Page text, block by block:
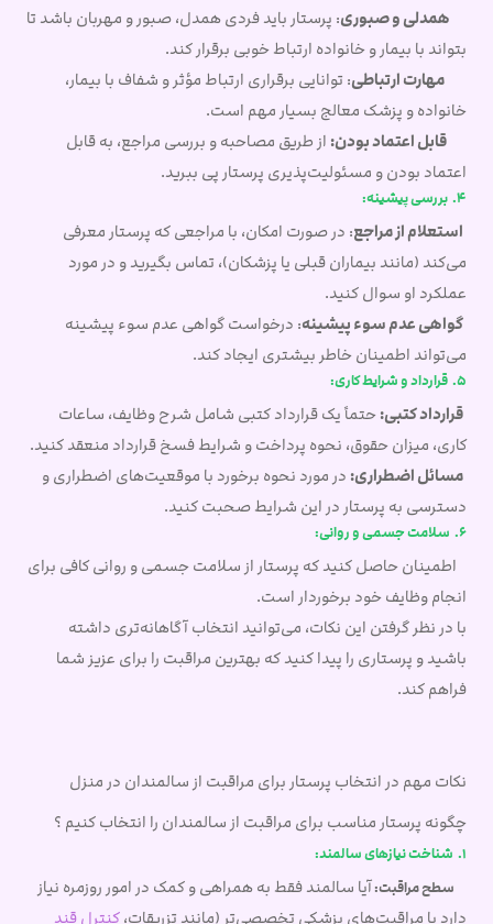
همدلی و صبوری: پرستار باید فردی همدل، صبور و مهربان باشد تا
بتواند با بیمار و خانواده ارتباط خوبی برقرار کند.
مهارت ارتباطی: توانایی برقراری ارتباط مؤثر و شفاف با بیمار،
خانواده و پزشک معالج بسیار مهم است.
قابل اعتماد بودن: از طریق مصاحبه و بررسی مراجع، به قابل
اعتماد بودن و مسئولیت‌پذیری پرستار پی ببرید.
4. بررسی پیشینه:
استعلام از مراجع: در صورت امکان، با مراجعی که پرستار معرفی
می‌کند (مانند بیماران قبلی یا پزشکان)، تماس بگیرید و در مورد
عملکرد او سوال کنید.
گواهی عدم سوء پیشینه: درخواست گواهی عدم سوء پیشینه
می‌تواند اطمینان خاطر بیشتری ایجاد کند.
5. قرارداد و شرایط کاری:
قرارداد کتبی:حتماً یک قرارداد کتبی شامل شرح وظایف، ساعات
کاری، میزان حقوق، نحوه پرداخت و شرایط فسخ قرارداد منعقد کنید.
مسائل اضطراری: در مورد نحوه برخورد با موقعیت‌های اضطراری و
دسترسی به پرستار در این شرایط صحبت کنید.
6. سلامت جسمی و روانی:
اطمینان حاصل کنید که پرستار از سلامت جسمی و روانی کافی برای
انجام وظایف خود برخوردار است.
با در نظر گرفتن این نکات، می‌توانید انتخاب آگاهانه‌تری داشته
باشید و پرستاری را پیدا کنید که بهترین مراقبت را برای عزیز شما
فراهم کند.
نکات مهم در انتخاب پرستار برای مراقبت از سالمندان در منزل
چگونه پرستار مناسب برای مراقبت از سالمندان را انتخاب کنیم ؟
1. شناخت نیازهای سالمند:
سطح مراقبت:آیا سالمند فقط به همراهی و کمک در امور روزمره نیاز
دارد یا مراقبت‌های پزشکی تخصصی‌تر (مانند تزریقات،کنترل قند